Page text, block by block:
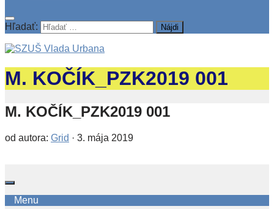
Hľadať:
M. KOČÍK_PZK2019 001
M. KOČÍK_PZK2019 001
od autora: Grid · 3. mája 2019
Menu